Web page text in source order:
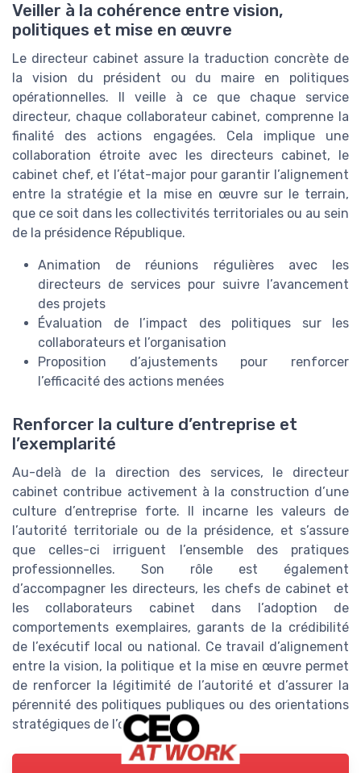
Veiller à la cohérence entre vision,
politiques et mise en œuvre
Le directeur cabinet assure la traduction concrète de
la vision du président ou du maire en politiques
opérationnelles. Il veille à ce que chaque service
directeur, chaque collaborateur cabinet, comprenne la
finalité des actions engagées. Cela implique une
collaboration étroite avec les directeurs cabinet, le
cabinet chef, et l’état-major pour garantir l’alignement
entre la stratégie et la mise en œuvre sur le terrain,
que ce soit dans les collectivités territoriales ou au sein
de la présidence République.
Animation de réunions régulières avec les
directeurs de services pour suivre l’avancement
des projets
Évaluation de l’impact des politiques sur les
collaborateurs et l’organisation
Proposition d’ajustements pour renforcer
l’efficacité des actions menées
Renforcer la culture d’entreprise et
l’exemplarité
Au-delà de la direction des services, le directeur
cabinet contribue activement à la construction d’une
culture d’entreprise forte. Il incarne les valeurs de
l’autorité territoriale ou de la présidence, et s’assure
que celles-ci irriguent l’ensemble des pratiques
professionnelles. Son rôle est également
d’accompagner les directeurs, les chefs de cabinet et
les collaborateurs cabinet dans l’adoption de
comportements exemplaires, garants de la crédibilité
de l’exécutif local ou national. Ce travail d’alignement
entre la vision, la politique et la mise en œuvre permet
de renforcer la légitimité de l’autorité et d’assurer la
pérennité des politiques publiques ou des orientations
stratégiques de l’organisation.